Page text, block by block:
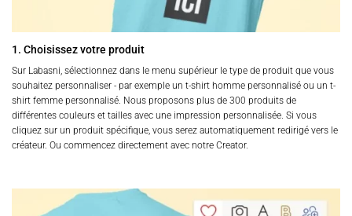
1. Choisissez votre produit
Sur Labasni, sélectionnez dans le menu supérieur le type de produit que vous
souhaitez personnaliser - par exemple un t-shirt homme personnalisé ou un t-
shirt femme personnalisé. Nous proposons plus de 300 produits de
différentes couleurs et tailles avec une impression personnalisée. Si vous
cliquez sur un produit spécifique, vous serez automatiquement redirigé vers le
créateur. Ou commencez directement avec notre Creator.